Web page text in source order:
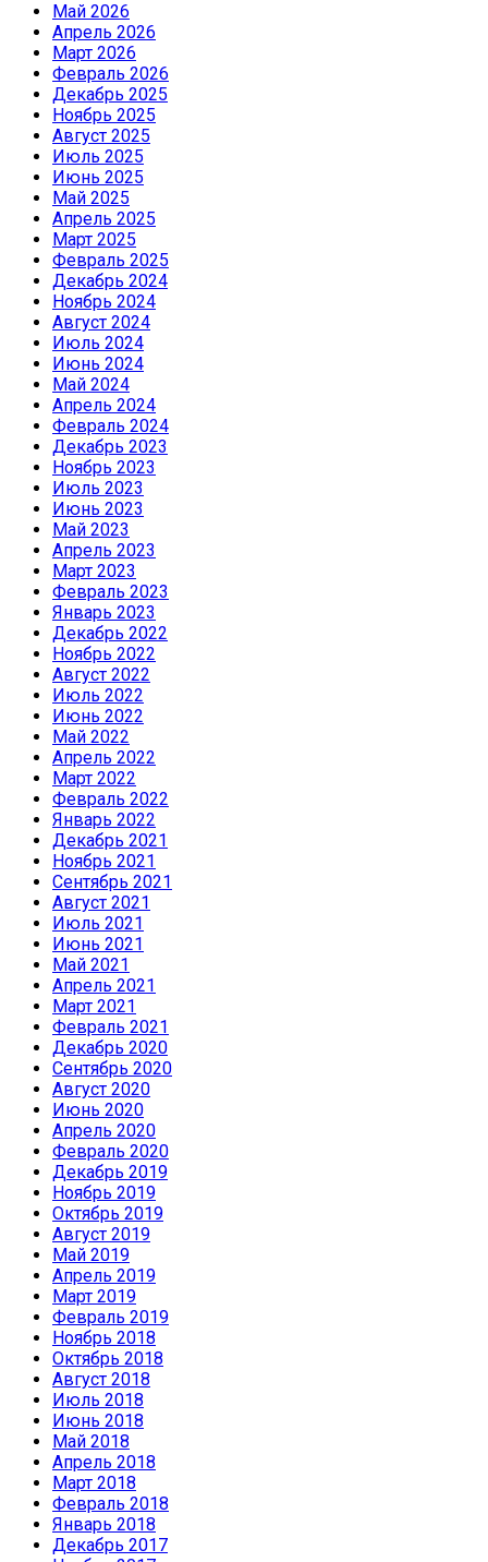
Май 2026
Апрель 2026
Март 2026
Февраль 2026
Декабрь 2025
Ноябрь 2025
Август 2025
Июль 2025
Июнь 2025
Май 2025
Апрель 2025
Март 2025
Февраль 2025
Декабрь 2024
Ноябрь 2024
Август 2024
Июль 2024
Июнь 2024
Май 2024
Апрель 2024
Февраль 2024
Декабрь 2023
Ноябрь 2023
Июль 2023
Июнь 2023
Май 2023
Апрель 2023
Март 2023
Февраль 2023
Январь 2023
Декабрь 2022
Ноябрь 2022
Август 2022
Июль 2022
Июнь 2022
Май 2022
Апрель 2022
Март 2022
Февраль 2022
Январь 2022
Декабрь 2021
Ноябрь 2021
Сентябрь 2021
Август 2021
Июль 2021
Июнь 2021
Май 2021
Апрель 2021
Март 2021
Февраль 2021
Декабрь 2020
Сентябрь 2020
Август 2020
Июнь 2020
Апрель 2020
Февраль 2020
Декабрь 2019
Ноябрь 2019
Октябрь 2019
Август 2019
Май 2019
Апрель 2019
Март 2019
Февраль 2019
Ноябрь 2018
Октябрь 2018
Август 2018
Июль 2018
Июнь 2018
Май 2018
Апрель 2018
Март 2018
Февраль 2018
Январь 2018
Декабрь 2017